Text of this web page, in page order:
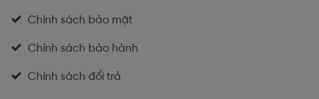
Chính sách bảo mật
Chính sách bảo hành
Chính sách đổi trả